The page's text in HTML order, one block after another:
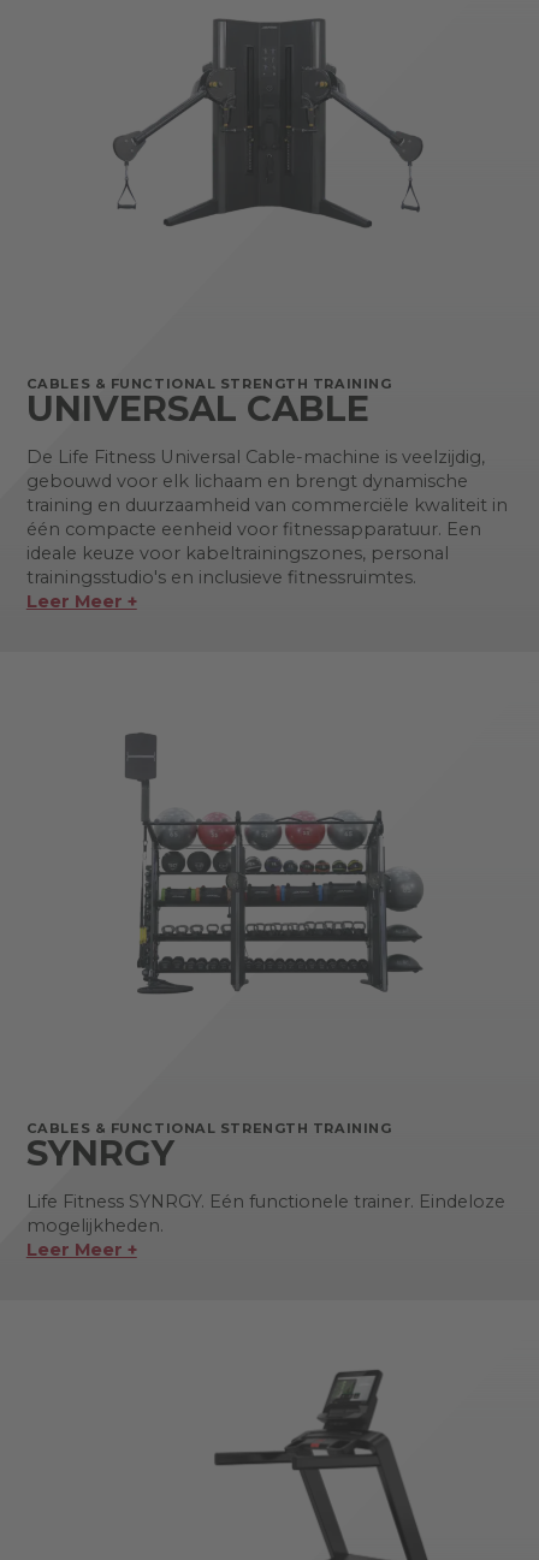
CABLES & FUNCTIONAL STRENGTH TRAINING
UNIVERSAL CABLE
De Life Fitness Universal Cable-machine is veelzijdig,
gebouwd voor elk lichaam en brengt dynamische
training en duurzaamheid van commerciële kwaliteit in
één compacte eenheid voor fitnessapparatuur. Een
ideale keuze voor kabeltrainingszones, personal
trainingsstudio's en inclusieve fitnessruimtes.
Leer Meer +
CABLES & FUNCTIONAL STRENGTH TRAINING
SYNRGY
Life Fitness SYNRGY. Eén functionele trainer. Eindeloze
mogelijkheden.
Leer Meer +